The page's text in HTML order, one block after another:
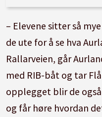
– Elevene sitter så
de ute for å se hva
Rallarveien, går
med RIB-båt og tar
opplegget blir de
og får høre hvordan